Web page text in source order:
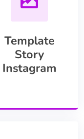
Template
Story
Instagram